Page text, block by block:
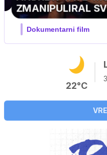
MOJ PRIJATELJ
Film meseca /
22°C